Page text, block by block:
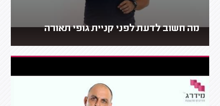
מה חשוב לדעת לפני קניית גופי תאורה